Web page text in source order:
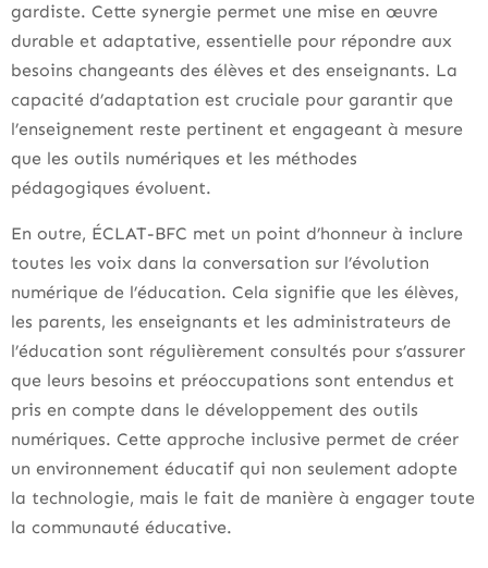
gardiste. Cette synergie permet une mise en œuvre
durable et adaptative, essentielle pour répondre aux
besoins changeants des élèves et des enseignants. La
capacité d’adaptation est cruciale pour garantir que
l’enseignement reste pertinent et engageant à mesure
que les outils numériques et les méthodes
pédagogiques évoluent.
En outre, ÉCLAT-BFC met un point d’honneur à inclure
toutes les voix dans la conversation sur l’évolution
numérique de l’éducation. Cela signifie que les élèves,
les parents, les enseignants et les administrateurs de
l’éducation sont régulièrement consultés pour s’assurer
que leurs besoins et préoccupations sont entendus et
pris en compte dans le développement des outils
numériques. Cette approche inclusive permet de créer
un environnement éducatif qui non seulement adopte
la technologie, mais le fait de manière à engager toute
la communauté éducative.